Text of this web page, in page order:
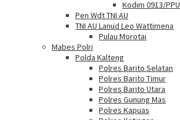
Kodim 0913/PPU
Pen Wdt TNI AU
TNI AU Lanud Leo Wattimena
Pulau Morotai
Mabes Polri
Polda Kalteng
Polres Barito Selatan
Polres Barito Timur
Polres Barito Utara
Polres Gunung Mas
Polres Kapuas